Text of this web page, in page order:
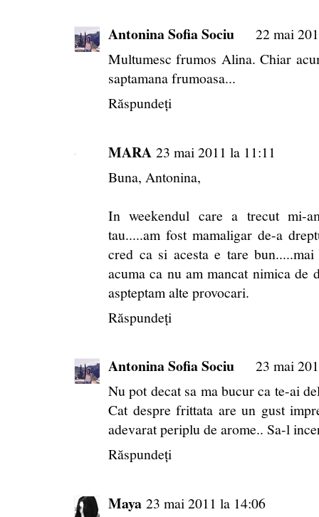
Antonina Sofia Sociu
22 mai
Multumesc frumos Alina. Chiar
saptamana frumoasa...
Răspundeți
MARA 23 mai 2011 la 11:11
Buna, Antonina,
In weekendul care a trecut mi-
tau.....am fost mamaligar de-a
cred ca si acesta e tare
acuma ca nu am mancat nimica de
aspteptam alte provocari.
Răspundeți
Antonina Sofia Sociu
23 mai
Nu pot decat sa ma bucur ca te-ai
Cat despre frittata are un gust
adevarat periplu de arome.. Sa-l
Răspundeți
Maya 23 mai 2011 la 14:06